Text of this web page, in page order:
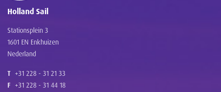
Holland Sail
Stationsplein 3
1601 EN Enkhuizen
Nederland
T +31 228 - 31 21 33
F +31 228 - 31 44 18